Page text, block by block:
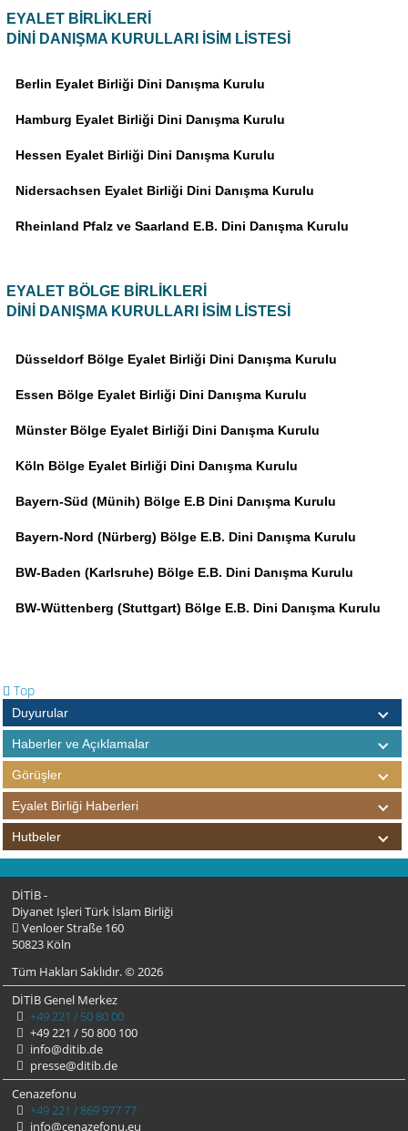
EYALET BİRLİKLERİ
DİNİ DANIŞMA KURULLARI İSİM LİSTESİ
Berlin Eyalet Birliği Dini Danışma Kurulu
Hamburg Eyalet Birliği Dini Danışma Kurulu
Hessen Eyalet Birliği Dini Danışma Kurulu
Nidersachsen Eyalet Birliği Dini Danışma Kurulu
Rheinland Pfalz ve Saarland E.B. Dini Danışma Kurulu
EYALET BÖLGE BİRLİKLERİ
DİNİ DANIŞMA KURULLARI İSİM LİSTESİ
Düsseldorf Bölge Eyalet Birliği Dini Danışma Kurulu
Essen Bölge Eyalet Birliği Dini Danışma Kurulu
Münster Bölge Eyalet Birliği Dini Danışma Kurulu
Köln Bölge Eyalet Birliği Dini Danışma Kurulu
Bayern-Süd (Münih) Bölge E.B Dini Danışma Kurulu
Bayern-Nord (Nürberg) Bölge E.B. Dini Danışma Kurulu
BW-Baden (Karlsruhe) Bölge E.B. Dini Danışma Kurulu
BW-Wüttenberg (Stuttgart) Bölge E.B. Dini Danışma Kurulu
Top
Duyurular
Haberler ve Açıklamalar
Görüşler
Eyalet Birliği Haberleri
Hutbeler
DİTİB -
Diyanet Işleri Türk İslam Birliği
Venloer Straße 160
50823 Köln
Tüm Hakları Saklıdır. © 2026
DİTİB Genel Merkez
+49 221 / 50 80 00
+49 221 / 50 800 100
info@ditib.de
presse@ditib.de
Cenazefonu
+49 221 / 869 977 77
info@cenazefonu.eu